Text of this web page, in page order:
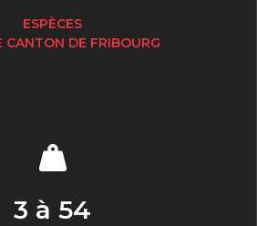
ESPÈCES
CANTON DE FRIBOURG
3 à 54